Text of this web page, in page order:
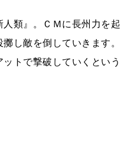
類』。ＣＭに長州力を起
し敵を倒していきます。
トで撃破していくという